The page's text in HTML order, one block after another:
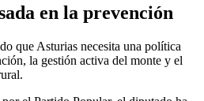
en la prevención
que Asturias necesita una política
la gestión activa del monte y el